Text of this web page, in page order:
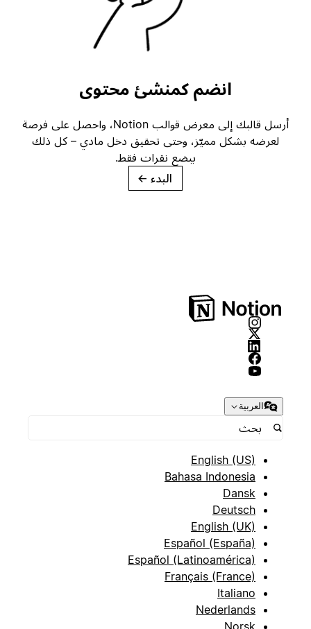
انضم كمنشئ محتوى
أرسل قالبك إلى معرض قوالب Notion، واحصل على فرصة
لعرضه بشكل مميّز، وحتى تحقيق دخل مادي – كل ذلك
ببضع نقرات فقط.
→
العربية
English (US)
Bahasa Indonesia
Dansk
Deutsch
English (UK)
Español (España)
Español (Latinoamérica)
Français (France)
Italiano
Nederlands